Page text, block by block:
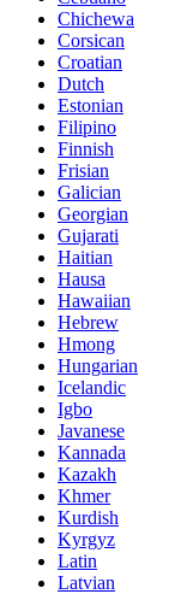
Chichewa
Corsican
Croatian
Dutch
Estonian
Filipino
Finnish
Frisian
Galician
Georgian
Gujarati
Haitian
Hausa
Hawaiian
Hebrew
Hmong
Hungarian
Icelandic
Igbo
Javanese
Kannada
Kazakh
Khmer
Kurdish
Kyrgyz
Latin
Latvian